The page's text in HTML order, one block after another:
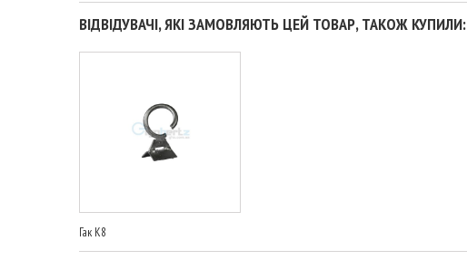
ВІДВІДУВАЧІ, ЯКІ ЗАМОВЛЯЮТЬ ЦЕЙ ТОВАР, ТАКОЖ КУПИЛИ:
Гак К8